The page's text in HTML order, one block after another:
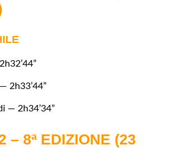
2h33’44”
— 2h34’34”
– 8ª EDIZIONE (23